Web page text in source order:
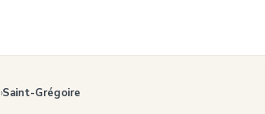
›Saint-Grégoire